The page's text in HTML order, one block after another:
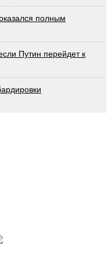
полным
Путин перейдет к